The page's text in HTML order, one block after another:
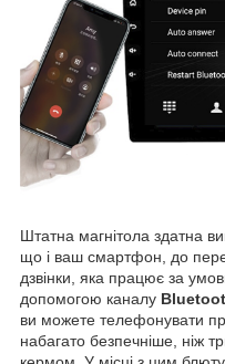
Штатна магнітола здатна
що і ваш смартфон, до
дзвінки, яка працює за
допомогою каналу
ви можете телефонувати
набагато безпечніше, ніж